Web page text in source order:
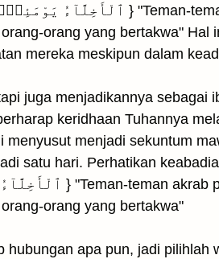
orang yang bertakwa" Hal
mereka meskipun dalam
juga menjadikannya sebagai
keridhaan Tuhannya
menjadi sekuntum
satu hari. Perhatikan
orang yang bertakwa"
apa pun, jadi pilihlah